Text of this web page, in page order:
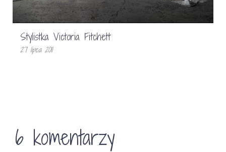
Stylistka Victoria Fitchett
27 lipca 2011
6 komentarzy